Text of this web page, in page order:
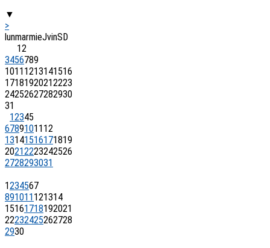
▼
>
lunmarmieJvinS D
12
3456789
1011 1213141516
17181920212223
24252627282930
31
12345
67891011 12
13141516171819
20212223242526
2728293031
1234567
891011 121314
15161718192021
22232425262728
2930